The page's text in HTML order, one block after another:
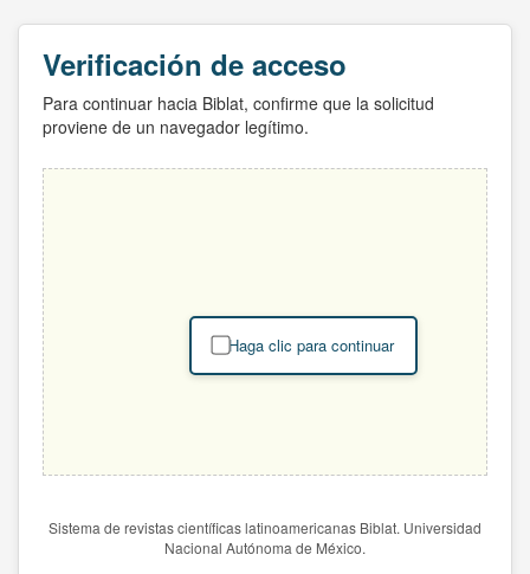
Verificación de acceso
Para continuar hacia Biblat, confirme que la solicitud
proviene de un navegador legítimo.
Haga clic para continuar
Sistema de revistas científicas latinoamericanas Biblat. Universidad
Nacional Autónoma de México.